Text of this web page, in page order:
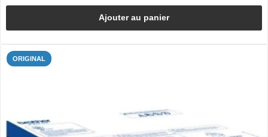
Ajouter au panier
ORIGINAL